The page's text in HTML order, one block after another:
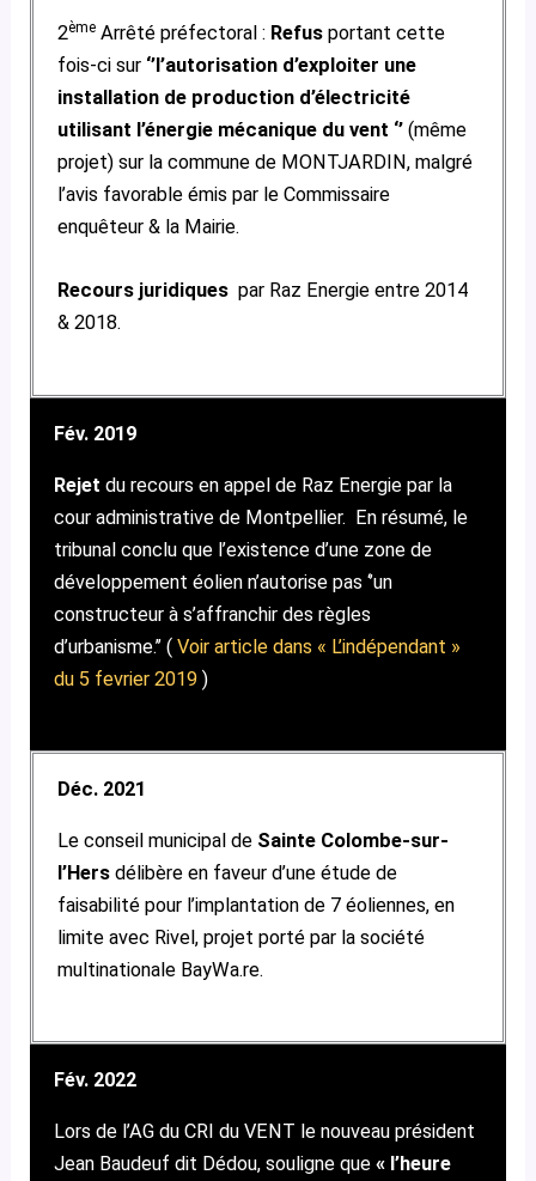
2ème Arrêté préfectoral : Refusportant cette
fois-ci sur ‘’l’autorisation d’exploiter une
installation de production d’électricité
utilisant l’énergie mécanique du vent ‘’(même
projet) sur la commune de MONTJARDIN, malgré
l’avis favorable émis par le Commissaire
enquêteur & la Mairie.
Recours juridiques par Raz Energie entre 2014
& 2018.
Fév. 2019
Rejetdu recours en appel de Raz Energie par la
cour administrative de Montpellier. En résumé, le
tribunal conclu que l’existence d’une zone de
développement éolien n’autorise pas ‘’un
constructeur à s’affranchir des règles
d’urbanisme.’’ (Voir article dans « L’indépendant »
du 5 fevrier 2019 )
Déc. 2021
Le conseil municipal de Sainte Colombe-sur-
l’Hers délibère en faveur d’une étude de
faisabilité pour l’implantation de 7 éoliennes, en
limite avec Rivel, projet porté par la société
multinationale BayWa.re.
Fév. 2022
Lors de l’AG du CRI du VENT le nouveau président
Jean Baudeuf dit Dédou, souligne que « l’heure